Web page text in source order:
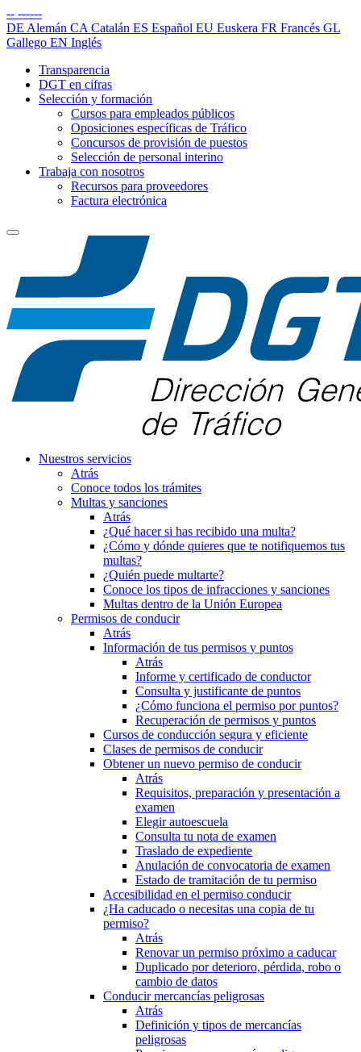
-- ------
DE Alemán CA Catalán ES Español EU Euskera FR Francés GL
Gallego EN Inglés
Transparencia
DGT en cifras
Selección y formación
Cursos para empleados públicos
Oposiciones específicas de Tráfico
Concursos de provisión de puestos
Selección de personal interino
Trabaja con nosotros
Recursos para proveedores
Factura electrónica
Nuestros servicios
Atrás
Conoce todos los trámites
Multas y sanciones
Atrás
¿Qué hacer si has recibido una multa?
¿Cómo y dónde quieres que te notifiquemos tus
multas?
¿Quién puede multarte?
Conoce los tipos de infracciones y sanciones
Multas dentro de la Unión Europea
Permisos de conducir
Atrás
Información de tus permisos y puntos
Atrás
Informe y certificado de conductor
Consulta y justificante de puntos
¿Cómo funciona el permiso por puntos?
Recuperación de permisos y puntos
Cursos de conducción segura y eficiente
Clases de permisos de conducir
Obtener un nuevo permiso de conducir
Atrás
Requisitos, preparación y presentación a
examen
Elegir autoescuela
Consulta tu nota de examen
Traslado de expediente
Anulación de convocatoria de examen
Estado de tramitación de tu permiso
Accesibilidad en el permiso conducir
¿Ha caducado o necesitas una copia de tu
permiso?
Atrás
Renovar un permiso próximo a caducar
Duplicado por deterioro, pérdida, robo o
cambio de datos
Conducir mercancías peligrosas
Atrás
Definición y tipos de mercancías
peligrosas